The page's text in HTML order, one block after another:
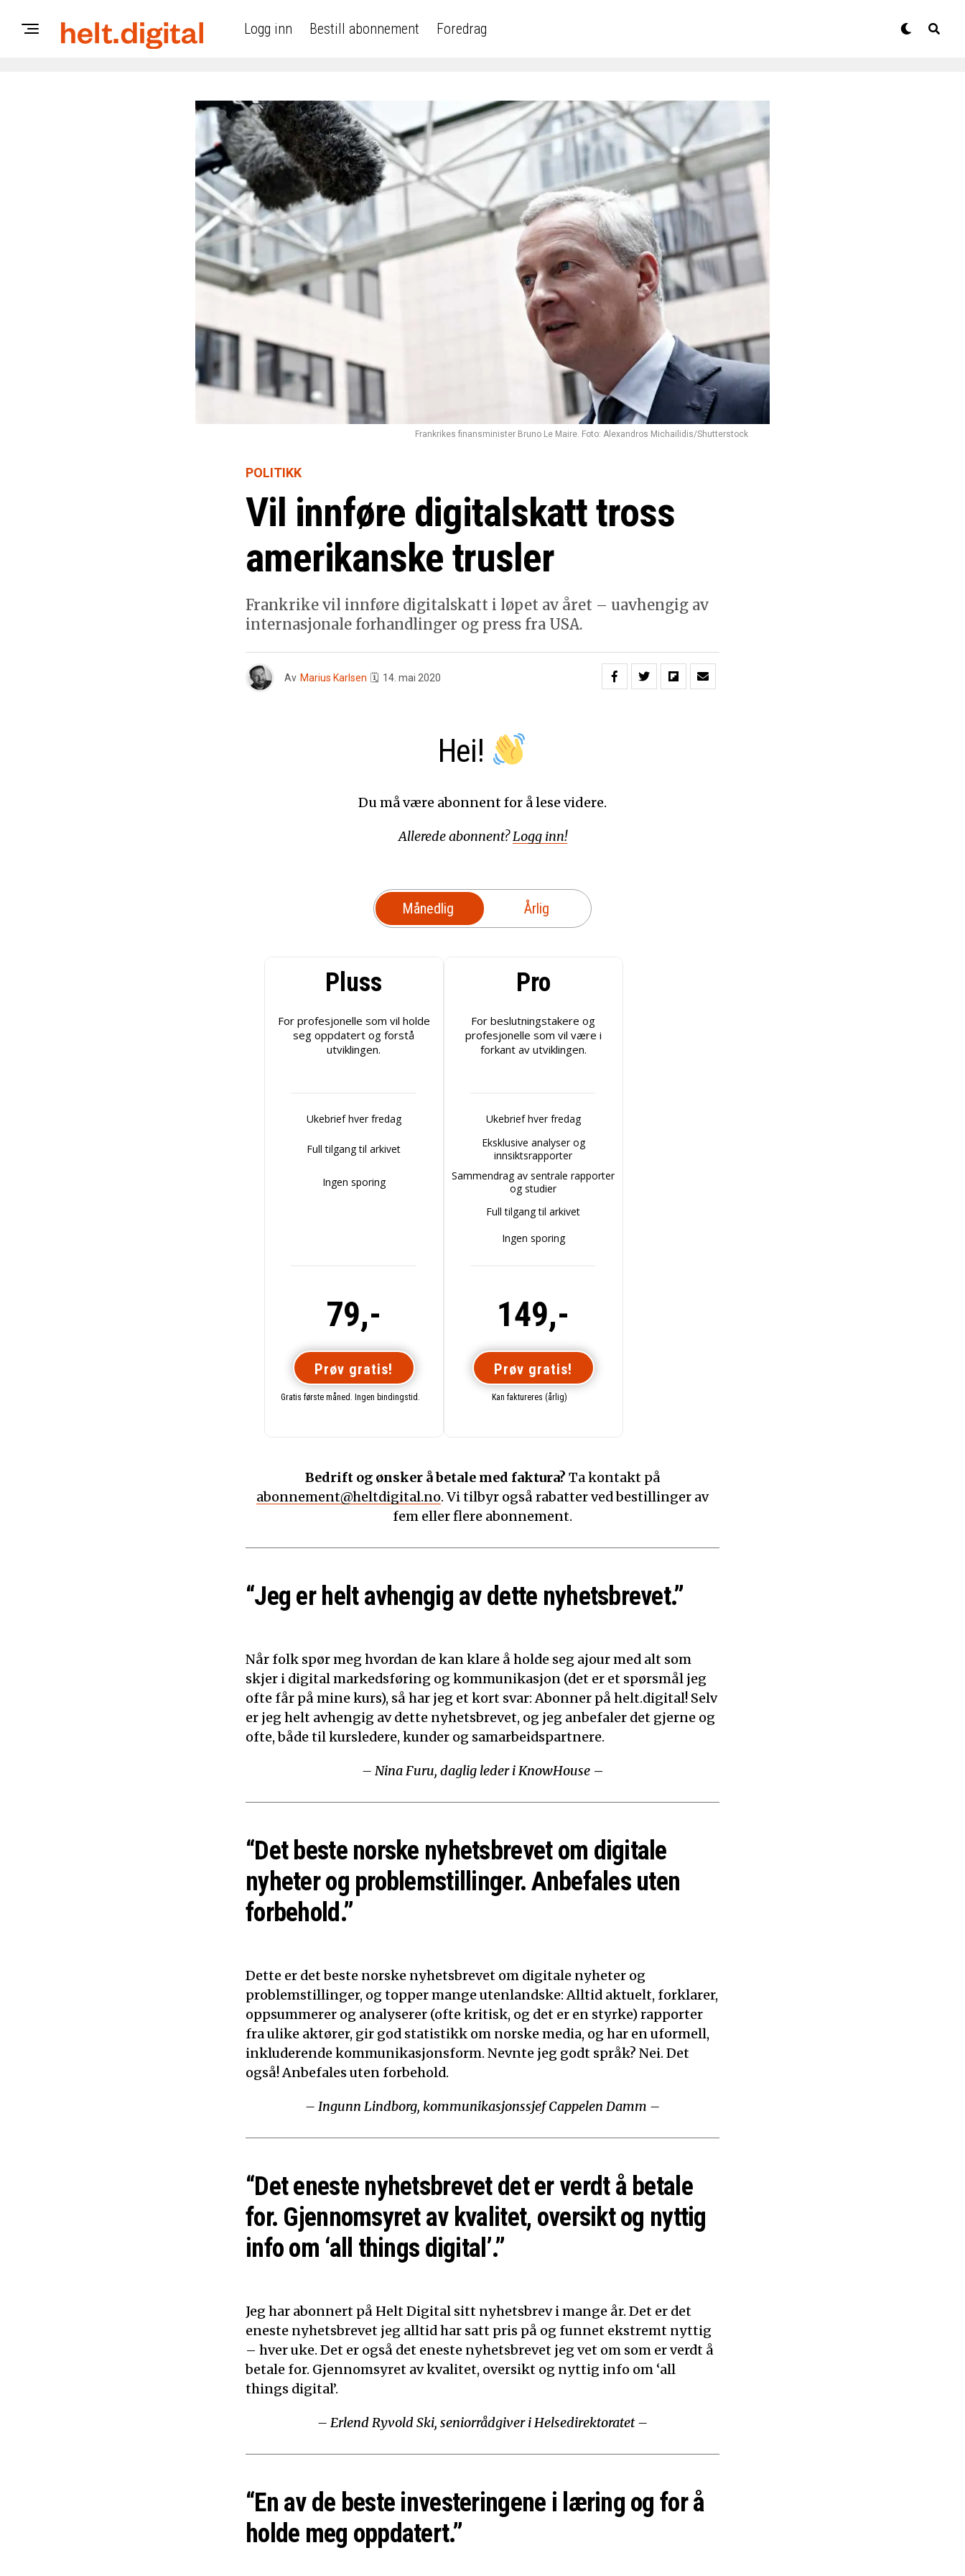
Logg inn Bestill abonnement Foredrag
Frankrikes finansminister Bruno Le Maire. Foto: Alexandros Michailidis/Shutterstock
POLITIKK
Vil innføre digitalskatt tross
amerikanske trusler
Frankrike vil innføre digitalskatt i løpet av året – uavhengig av
internasjonale forhandlinger og press fra USA.
Av Marius Karlsen 🗓 14. mai 2020
Hei!
Du må være abonnent for å lese videre.
Allerede abonnent?Logg inn!
Månedlig Årlig
Pluss
For profesjonelle som vil holde
seg oppdatert og forstå
utviklingen.
Ukebrief hver fredag
Full tilgang til arkivet
Ingen sporing
79,-
Prøv gratis!
Gratis første måned. Ingen bindingstid.
Pro
For beslutningstakere og
profesjonelle som vil være i
forkant av utviklingen.
Ukebrief hver fredag
Eksklusive analyser og
innsiktsrapporter
Sammendrag av sentrale rapporter
og studier
Full tilgang til arkivet
Ingen sporing
149,-
Prøv gratis!
Kan faktureres (årlig)
Bedrift og ønsker å betale med faktura? Ta kontakt på
abonnement@heltdigital.no. Vi tilbyr også rabatter ved bestillinger av
fem eller flere abonnement.
“Jeg er helt avhengig av dette nyhetsbrevet.”
Når folk spør meg hvordan de kan klare å holde seg ajour med alt som
skjer i digital markedsføring og kommunikasjon (det er et spørsmål jeg
ofte får på mine kurs), så har jeg et kort svar: Abonner på helt.digital! Selv
er jeg helt avhengig av dette nyhetsbrevet, og jeg anbefaler det gjerne og
ofte, både til kursledere, kunder og samarbeidspartnere.
– Nina Furu, daglig leder i KnowHouse–
“Det beste norske nyhetsbrevet om digitale
nyheter og problemstillinger. Anbefales uten
forbehold.”
Dette er det beste norske nyhetsbrevet om digitale nyheter og
problemstillinger, og topper mange utenlandske: Alltid aktuelt, forklarer,
oppsummerer og analyserer (ofte kritisk, og det er en styrke) rapporter
fra ulike aktører, gir god statistikk om norske media, og har en uformell,
inkluderende kommunikasjonsform. Nevnte jeg godt språk? Nei. Det
også! Anbefales uten forbehold.
– Ingunn Lindborg, kommunikasjonssjef Cappelen Damm –
“Det eneste nyhetsbrevet det er verdt å betale
for. Gjennomsyret av kvalitet, oversikt og nyttig
info om ‘all things digital’.”
Jeg har abonnert på Helt Digital sitt nyhetsbrev i mange år. Det er det
eneste nyhetsbrevet jeg alltid har satt pris på og funnet ekstremt nyttig
– hver uke. Det er også det eneste nyhetsbrevet jeg vet om som er verdt å
betale for. Gjennomsyret av kvalitet, oversikt og nyttig info om ‘all
things digital’.
– Erlend Ryvold Ski, seniorrådgiver i Helsedirektoratet –
“En av de beste investeringene i læring og for å
holde meg oppdatert.”